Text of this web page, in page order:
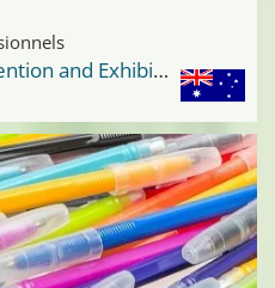
MCEC - Melbourne Convention and Exhibition Center